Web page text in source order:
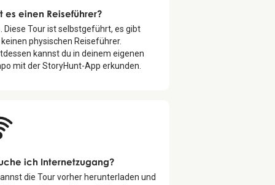
es einen Reiseführer?
Diese Tour ist selbstgeführt, es gibt
physischen Reiseführer.
kannst du in deinem eigenen
mit der StoryHunt-App erkunden.
ich Internetzugang?
die Tour vorher herunterladen und